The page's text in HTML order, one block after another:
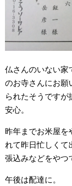
仏さんのいない家
のお寺さんにお願
られたそうですが
安心。
昨年までお米屋を
れて昨日忙しくて
張込みなどをやつ
午後は配達に。